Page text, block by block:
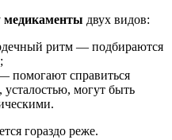
медикаменты двух видов:
ритм — подбираются
помогают справиться
усталостью, могут быть
гораздо реже.